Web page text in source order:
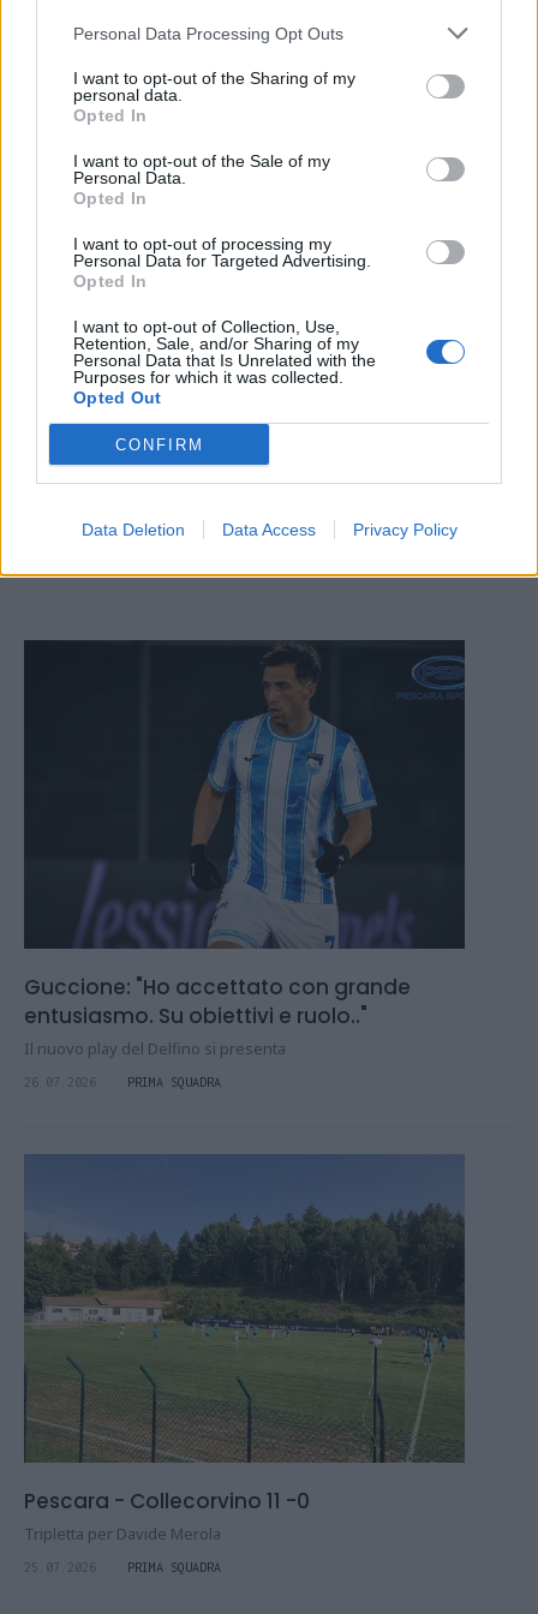
Personal Data Processing Opt Outs
I want to opt-out of the Sharing of my
personal data.
Opted In
I want to opt-out of the Sale of my
Personal Data.
Opted In
I want to opt-out of processing my
Personal Data for Targeted Advertising.
Opted In
I want to opt-out of Collection, Use,
Retention, Sale, and/or Sharing of my
Personal Data that Is Unrelated with the
Purposes for which it was collected.
Opted Out
CONFIRM
Data Deletion Data Access Privacy Policy
Insigne: "Offerte da Lecce ed estero. Ho scelto
Le parole del grande ex
Guccione: "Ho accettato con grande
entusiasmo. Su obiettivi e ruolo.."
Il nuovo play del Delfino si presenta
26.07.2026 PRIMA SQUADRA
Pescara - Collecorvino 11 -0
Tripletta per Davide Merola
25.07.2026 PRIMA SQUADRA